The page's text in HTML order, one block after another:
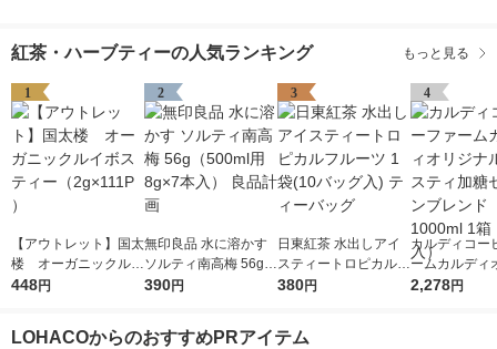
紅茶・ハーブティーの人気ランキング もっと見る
1
【アウトレット】国太
楼 オーガニックルイ
ボスティー（2g×111P
448円
2
無印良品 水に溶かす
ソルティ南高梅 56g
（500ml用8g×7本
390円
3
日東紅茶 水出しアイ
スティートロピカルフ
ルーツ 1袋(10バッグ
380円
4
カルディコー
ームカルディ
ル アイスティ
2,278円
LOHACOからのおすすめPRアイテム